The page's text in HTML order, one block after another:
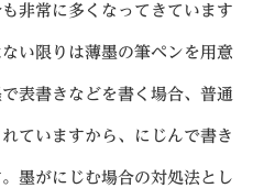
非常に多くなってきています
い限りは薄墨の筆ペンを用意
表書きなどを書く場合、普通
ていますから、にじんで書き
墨がにじむ場合の対処法とし